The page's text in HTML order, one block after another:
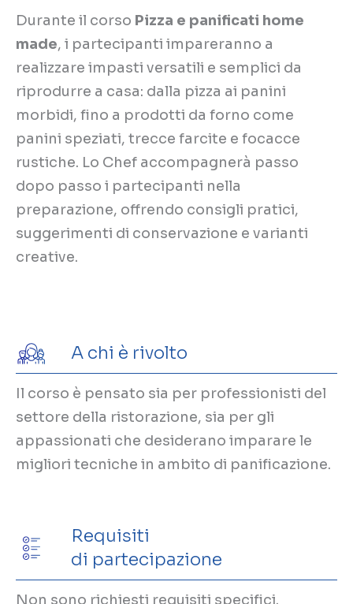
Durante il corso Pizza e panificati home
made, i partecipanti impareranno a
realizzare impasti versatili e semplici da
riprodurre a casa: dalla pizza ai panini
morbidi, fino a prodotti da forno come
panini speziati, trecce farcite e focacce
rustiche. Lo Chef accompagnerà passo
dopo passo i partecipanti nella
preparazione, offrendo consigli pratici,
suggerimenti di conservazione e varianti
creative.
A chi è rivolto
Il corso è pensato sia per professionisti del
settore della ristorazione, sia per gli
appassionati che desiderano imparare le
migliori tecniche in ambito di panificazione.
Requisiti
di partecipazione
Non sono richiesti requisiti specifici.